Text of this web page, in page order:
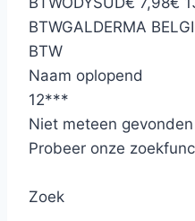
BTWGALDERMA
BTW
Naam oplopend
12***
Niet meteen
Probeer onze
Zoek